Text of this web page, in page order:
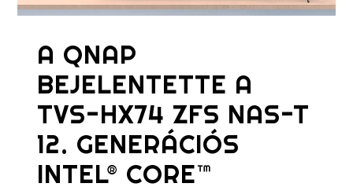
A QNAP
BEJELENTETTE A
TVS-HX74 ZFS NAS-T
12. GENERÁCIÓS
INTEL® CORE™